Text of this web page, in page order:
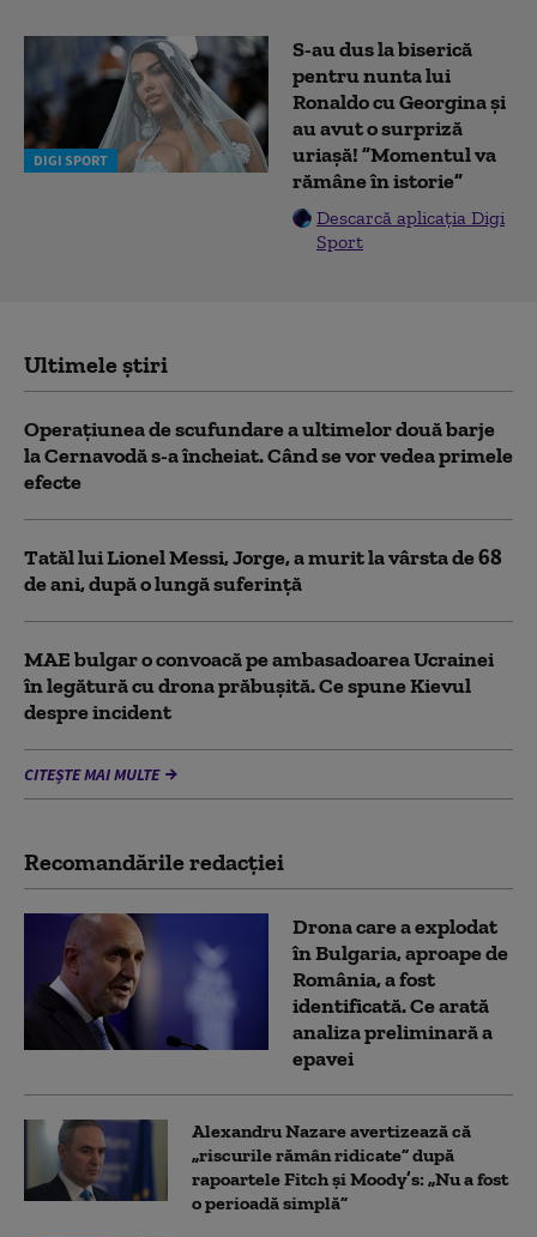
DIGI SPORT
S-au dus la biserică
pentru nunta lui
Ronaldo cu Georgina și
au avut o surpriză
uriașă! ”Momentul va
rămâne în istorie”
Descarcă aplicația Digi
Sport
Ultimele știri
Operațiunea de scufundare a ultimelor două barje
la Cernavodă s-a încheiat. Când se vor vedea primele
efecte
Tatăl lui Lionel Messi, Jorge, a murit la vârsta de 68
de ani, după o lungă suferință
MAE bulgar o convoacă pe ambasadoarea Ucrainei
în legătură cu drona prăbuşită. Ce spune Kievul
despre incident
CITEȘTE MAI MULTE
Recomandările redacţiei
Drona care a explodat
în Bulgaria, aproape de
România, a fost
identificată. Ce arată
analiza preliminară a
epavei
Alexandru Nazare avertizează că
„riscurile rămân ridicate” după
rapoartele Fitch și Moody’s: „Nu a fost
o perioadă simplă”